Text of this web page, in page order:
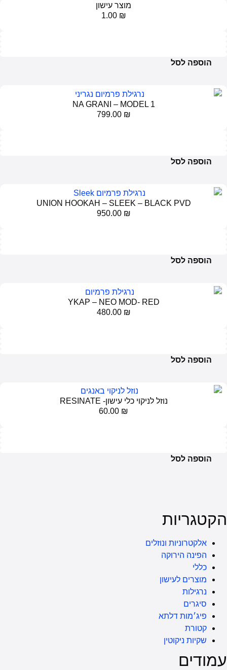
מוצר עישון
1.00
הוספה לסל
NA GRANI – MODEL 1
799.00
הוספה לסל
UNION HOOKAH – SLEEK – BLACK PVD
950.00
הוספה לסל
YKAP – NEO MOD- RED
480.00
הוספה לסל
נוזל לניקוי כלי עישון- RESINATE
60.00
הוספה לסל
אלקטרוניות ונוזלים
הפינה הירוקה
כללי
מוצרים לעישון
נרגילות
סיגרים
פיג׳מות דלתא
קטורת
שקיות ניקוטין